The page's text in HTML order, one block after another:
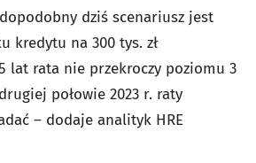
dziś scenariusz jest
kredytu na 300 tys. zł
lat rata nie przekroczy poziomu 3
połowie 2023 r. raty
– dodaje analityk HRE